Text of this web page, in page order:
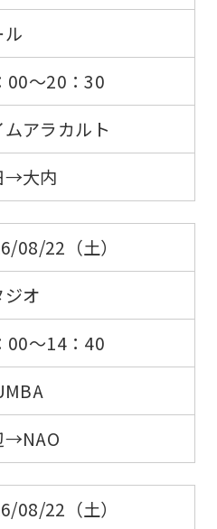
ル
00～20：30
ムアラカルト
→大内
08/22（土）
ジオ
00～14：40
→NAO
08/22（土）